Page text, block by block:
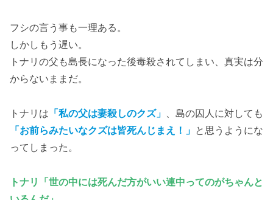
フシの言う事も一理ある。
しかしもう遅い。
トナリの父も島長になった後毒殺されてしまい、真実は分
からないままだ。
トナリは 「私の父は妻殺しのクズ」 、島の囚人に対しても
「お前らみたいなクズは皆死んじまえ！」 と思うようにな
ってしまった。
トナリ「世の中には死んだ方がいい連中ってのがちゃんと